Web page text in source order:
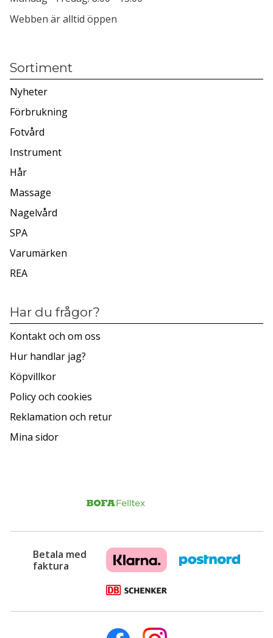
Webben är alltid öppen
Sortiment
Nyheter
Förbrukning
Fotvård
Instrument
Hår
Massage
Nagelvård
SPA
Varumärken
REA
Har du frågor?
Kontakt och om oss
Hur handlar jag?
Köpvillkor
Policy och cookies
Reklamation och retur
Mina sidor
Betala med
faktura